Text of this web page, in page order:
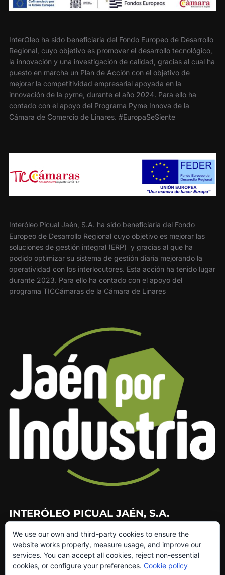
InterOleo ha sido beneficiaria del Fondo Europeo de Desarrollo
Regional, cuyo objetivo es promover el desarrollo tecnológico,
la innovación y una investigación de calidad, gracias al cual ha
puesto en marcha un Plan de Acción con el objetivo de
mejorar la competitividad empresarial apoyada en la
innovación de la pyme, durante el año 2024. Para ello ha
contado con el apoyo del Programa Pyme Innova de la
Cámara de Comercio de Linares. #EuropaSeSiente
Interóleo Picual Jaén, S.A. ha sido beneficiaria del Fondo
Europeo de Desarrollo Regional cuyo objetivo es mejorar las
soluciones de gestión integral (ERP) y gracias al que ha
podido optimizar su sistema de gestión diaria mejorando la
operatividad con los interlocutores. Esta acción ha tenido lugar
durante 2023. Para ello ha contado con el apoyo del
programa TICCámaras de la Cámara de Linares
INTERÓLEO PICUAL JAÉN, S.A.
953 226 010
953 272 499
info@interoleo.com
canaldedenuncias@interoleo.com
We use our own and third-party cookies to ensure the
website works properly, measure usage, and improve our
services. You can accept all cookies, reject non-essential
cookies, or configure your preferences. Cookie policy